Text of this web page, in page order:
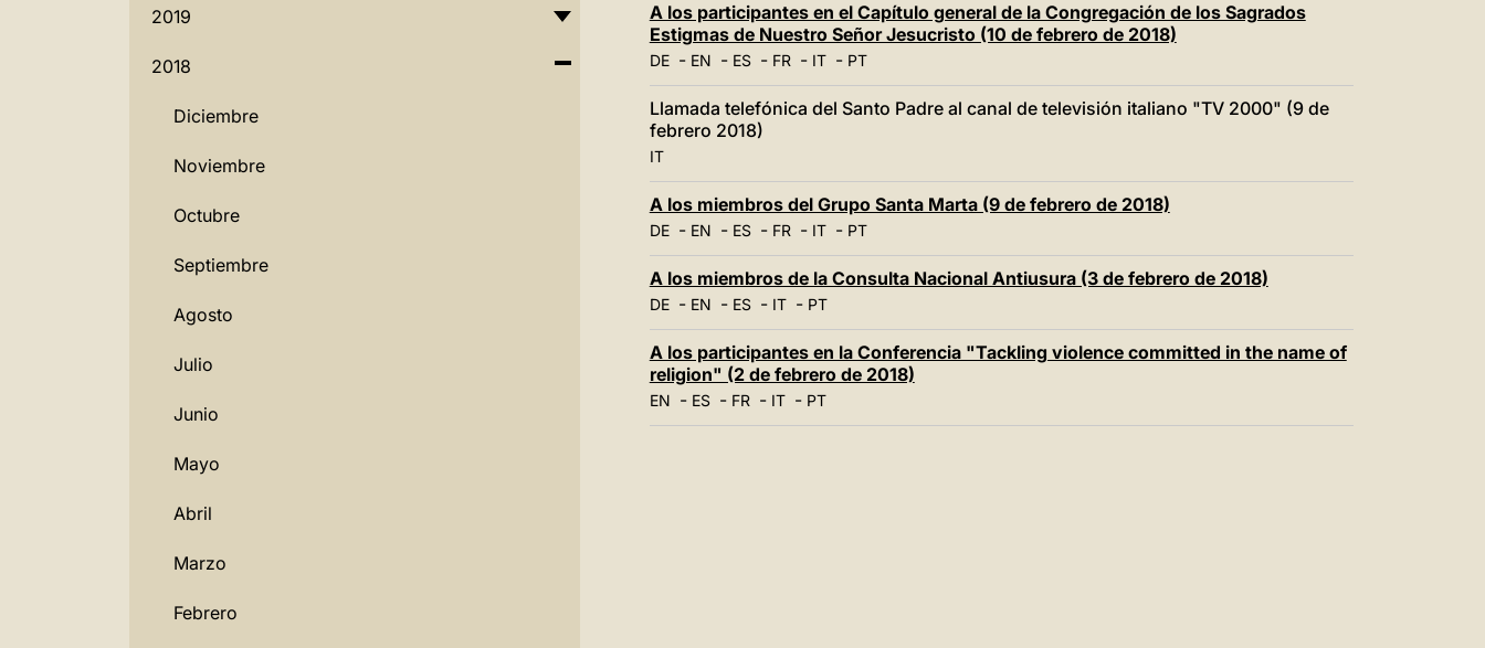
2019
2018
Diciembre
Noviembre
Octubre
Septiembre
Agosto
Julio
Junio
Mayo
Abril
Marzo
Febrero
A los participantes en el Capítulo general de la Congregación de los Sagrados
Estigmas de Nuestro Señor Jesucristo (10 de febrero de 2018)
DE- EN - ES- FR- IT- PT
Llamada telefónica del Santo Padre al canal de televisión italiano "TV 2000" (9 de
febrero 2018)
IT
A los miembros del Grupo Santa Marta (9 de febrero de 2018)
DE- EN - ES- FR- IT- PT
A los miembros de la Consulta Nacional Antiusura (3 de febrero de 2018)
DE- EN - ES- IT- PT
A los participantes en la Conferencia "Tackling violence committed in the name of
religion" (2 de febrero de 2018)
EN - ES- FR- IT- PT